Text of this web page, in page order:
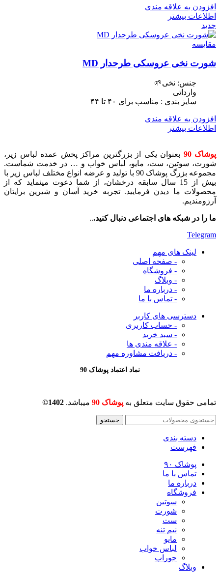
افزودن به علاقه مندی
اطلاعات بیشتر
جدید
مقایسه
شورت نخی عروسکی طرحدار MD
جنس: نخی🌱
وارداتی
سایز بندی : مناسب برای ۴٠ تا ۴۴
افزودن به علاقه مندی
اطلاعات بیشتر
پوشاک 90
بعنوان یکی از بزرگترین مراکز پخش عمده لباس زیر،
شورت، سوتین، ست، مایو، لباس خواب و … در خدمت شماست.
مجموعه بزرگ پوشاک 90 با تولید و عرضه انواع مختلف لباس زیر با
بیش از 15 سال سابقه درخشان، از شما دعوت مینماید که از
محصولات ما دیدن فرمایید. تجربه خرید آسان و شیرین برایتان
آرزومندیم.
ما را در شبکه های اجتماعی دنبال کنید...
Telegram
لینک های مهم
- صفحه اصلی
- فروشگاه
- وبلاگ
- درباره ما
- تماس با ما
دسترسی های کاربر
- حساب کاربری
- سبد خرید
- علاقه مندی ها
- دریافت مشاوره مهم
نماد اعتماد پوشاک 90
تمامی حقوق سایت متعلق به پوشاک 90 میباشد. 1402©
جستجو
دسته بندی
فهرست
پوشاک ۹۰
تماس با ما
درباره ما
فروشگاه
سوتین
شورت
ست
نیم تنه
مایو
لباس خواب
جوراب
وبلاگ